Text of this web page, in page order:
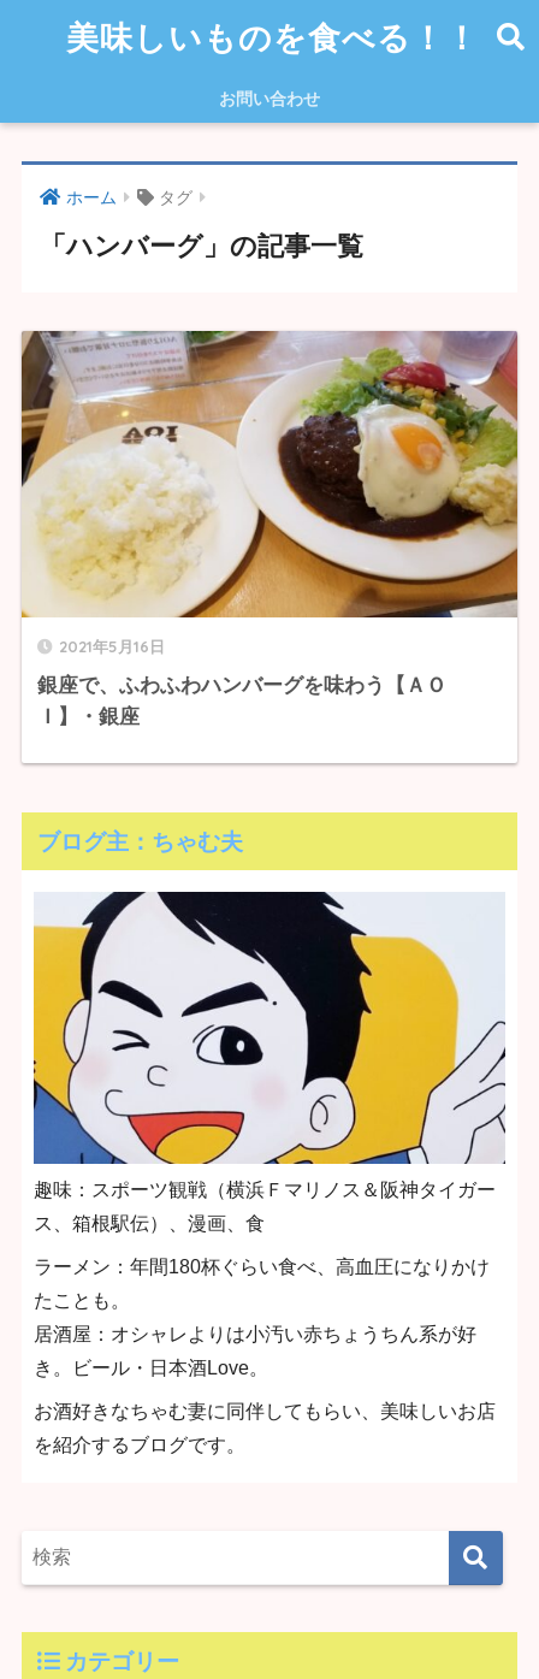
美味しいものを食べる！！
お問い合わせ
ホーム タグ
「ハンバーグ」の記事一覧
2021年5月16日
銀座で、ふわふわハンバーグを味わう【ＡＯ
Ｉ】・銀座
ブログ主：ちゃむ夫
趣味：スポーツ観戦（横浜Ｆマリノス＆阪神タイガー
ス、箱根駅伝）、漫画、食
ラーメン：年間180杯ぐらい食べ、高血圧になりかけ
たことも。
居酒屋：オシャレよりは小汚い赤ちょうちん系が好
き。ビール・日本酒Love。
お酒好きなちゃむ妻に同伴してもらい、美味しいお店
を紹介するブログです。
カテゴリー